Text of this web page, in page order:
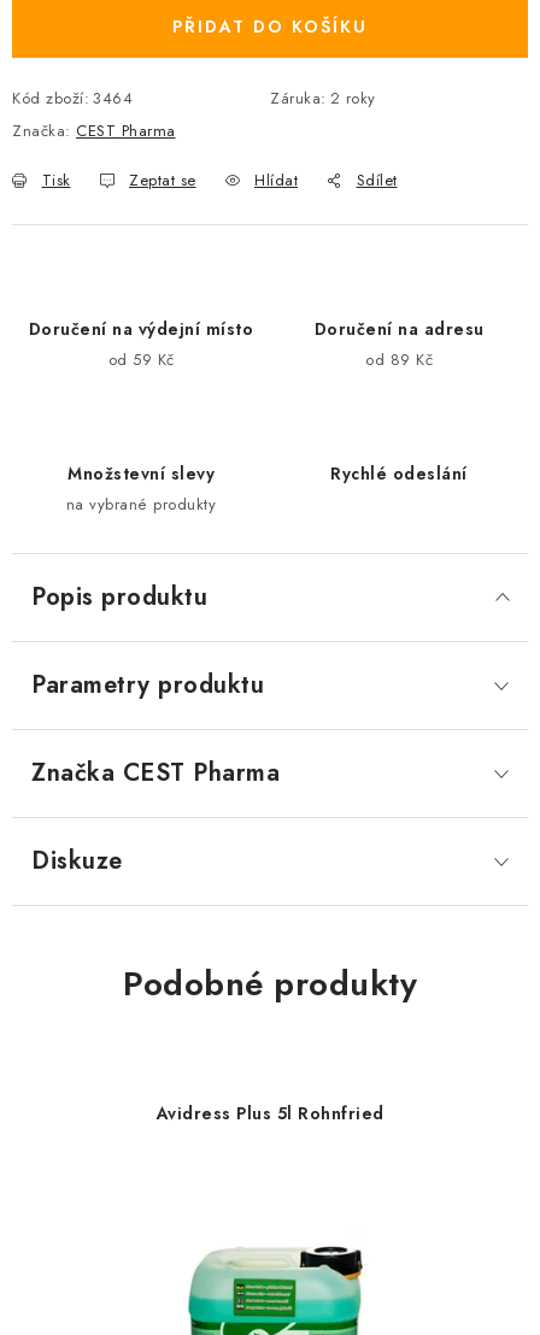
PŘIDAT DO KOŠÍKU
Kód zboží: 3464 Záruka: 2 roky
Značka: CEST Pharma
Tisk Zeptat se Hlídat Sdílet
Doručení na výdejní místo
od 59 Kč
Doručení na adresu
od 89 Kč
Množstevní slevy
na vybrané produkty
Rychlé odeslání
Popis produktu
Parametry produktu
Značka CEST Pharma
Diskuze
Podobné produkty
Avidress Plus 5l Rohnfried